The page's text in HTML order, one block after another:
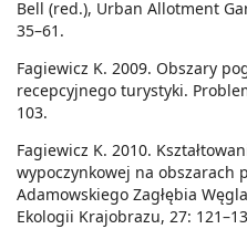
Bell (red.), Urban Allotment
35–61.
Fagiewicz K. 2009. Obszary
recepcyjnego turystyki.
103.
Fagiewicz K. 2010.
wypoczynkowej na obszarach
Adamowskiego Zagłębia
Ekologii Krajobrazu, 27: